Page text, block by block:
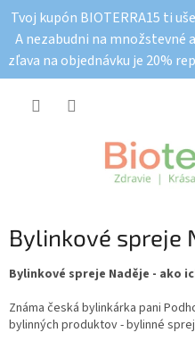
obsah
Tvoj kupón BIOTERRA15 ti
A nezabudni na množstevné
zľava na objednávku je 20%
Bylinkové spreje
Bylinkové spreje Naděje - ako
Známa česká bylinkárka pani
bylinných produktov - bylinné